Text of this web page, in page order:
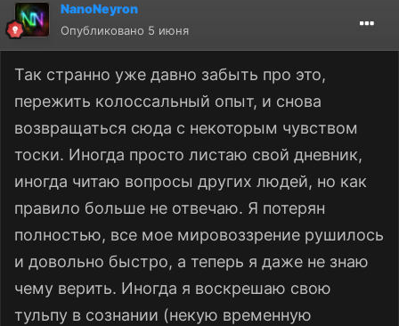
NanoNeyron
Опубликовано 5 июня
Так странно уже давно забыть про это,
пережить колоссальный опыт, и снова
возвращаться сюда с некоторым чувством
тоски. Иногда просто листаю свой дневник,
иногда читаю вопросы других людей, но как
правило больше не отвечаю. Я потерян
полностью, все мое мировоззрение рушилось
и довольно быстро, а теперь я даже не знаю
чему верить. Иногда я воскрешаю свою
тульпу в сознании (некую временную